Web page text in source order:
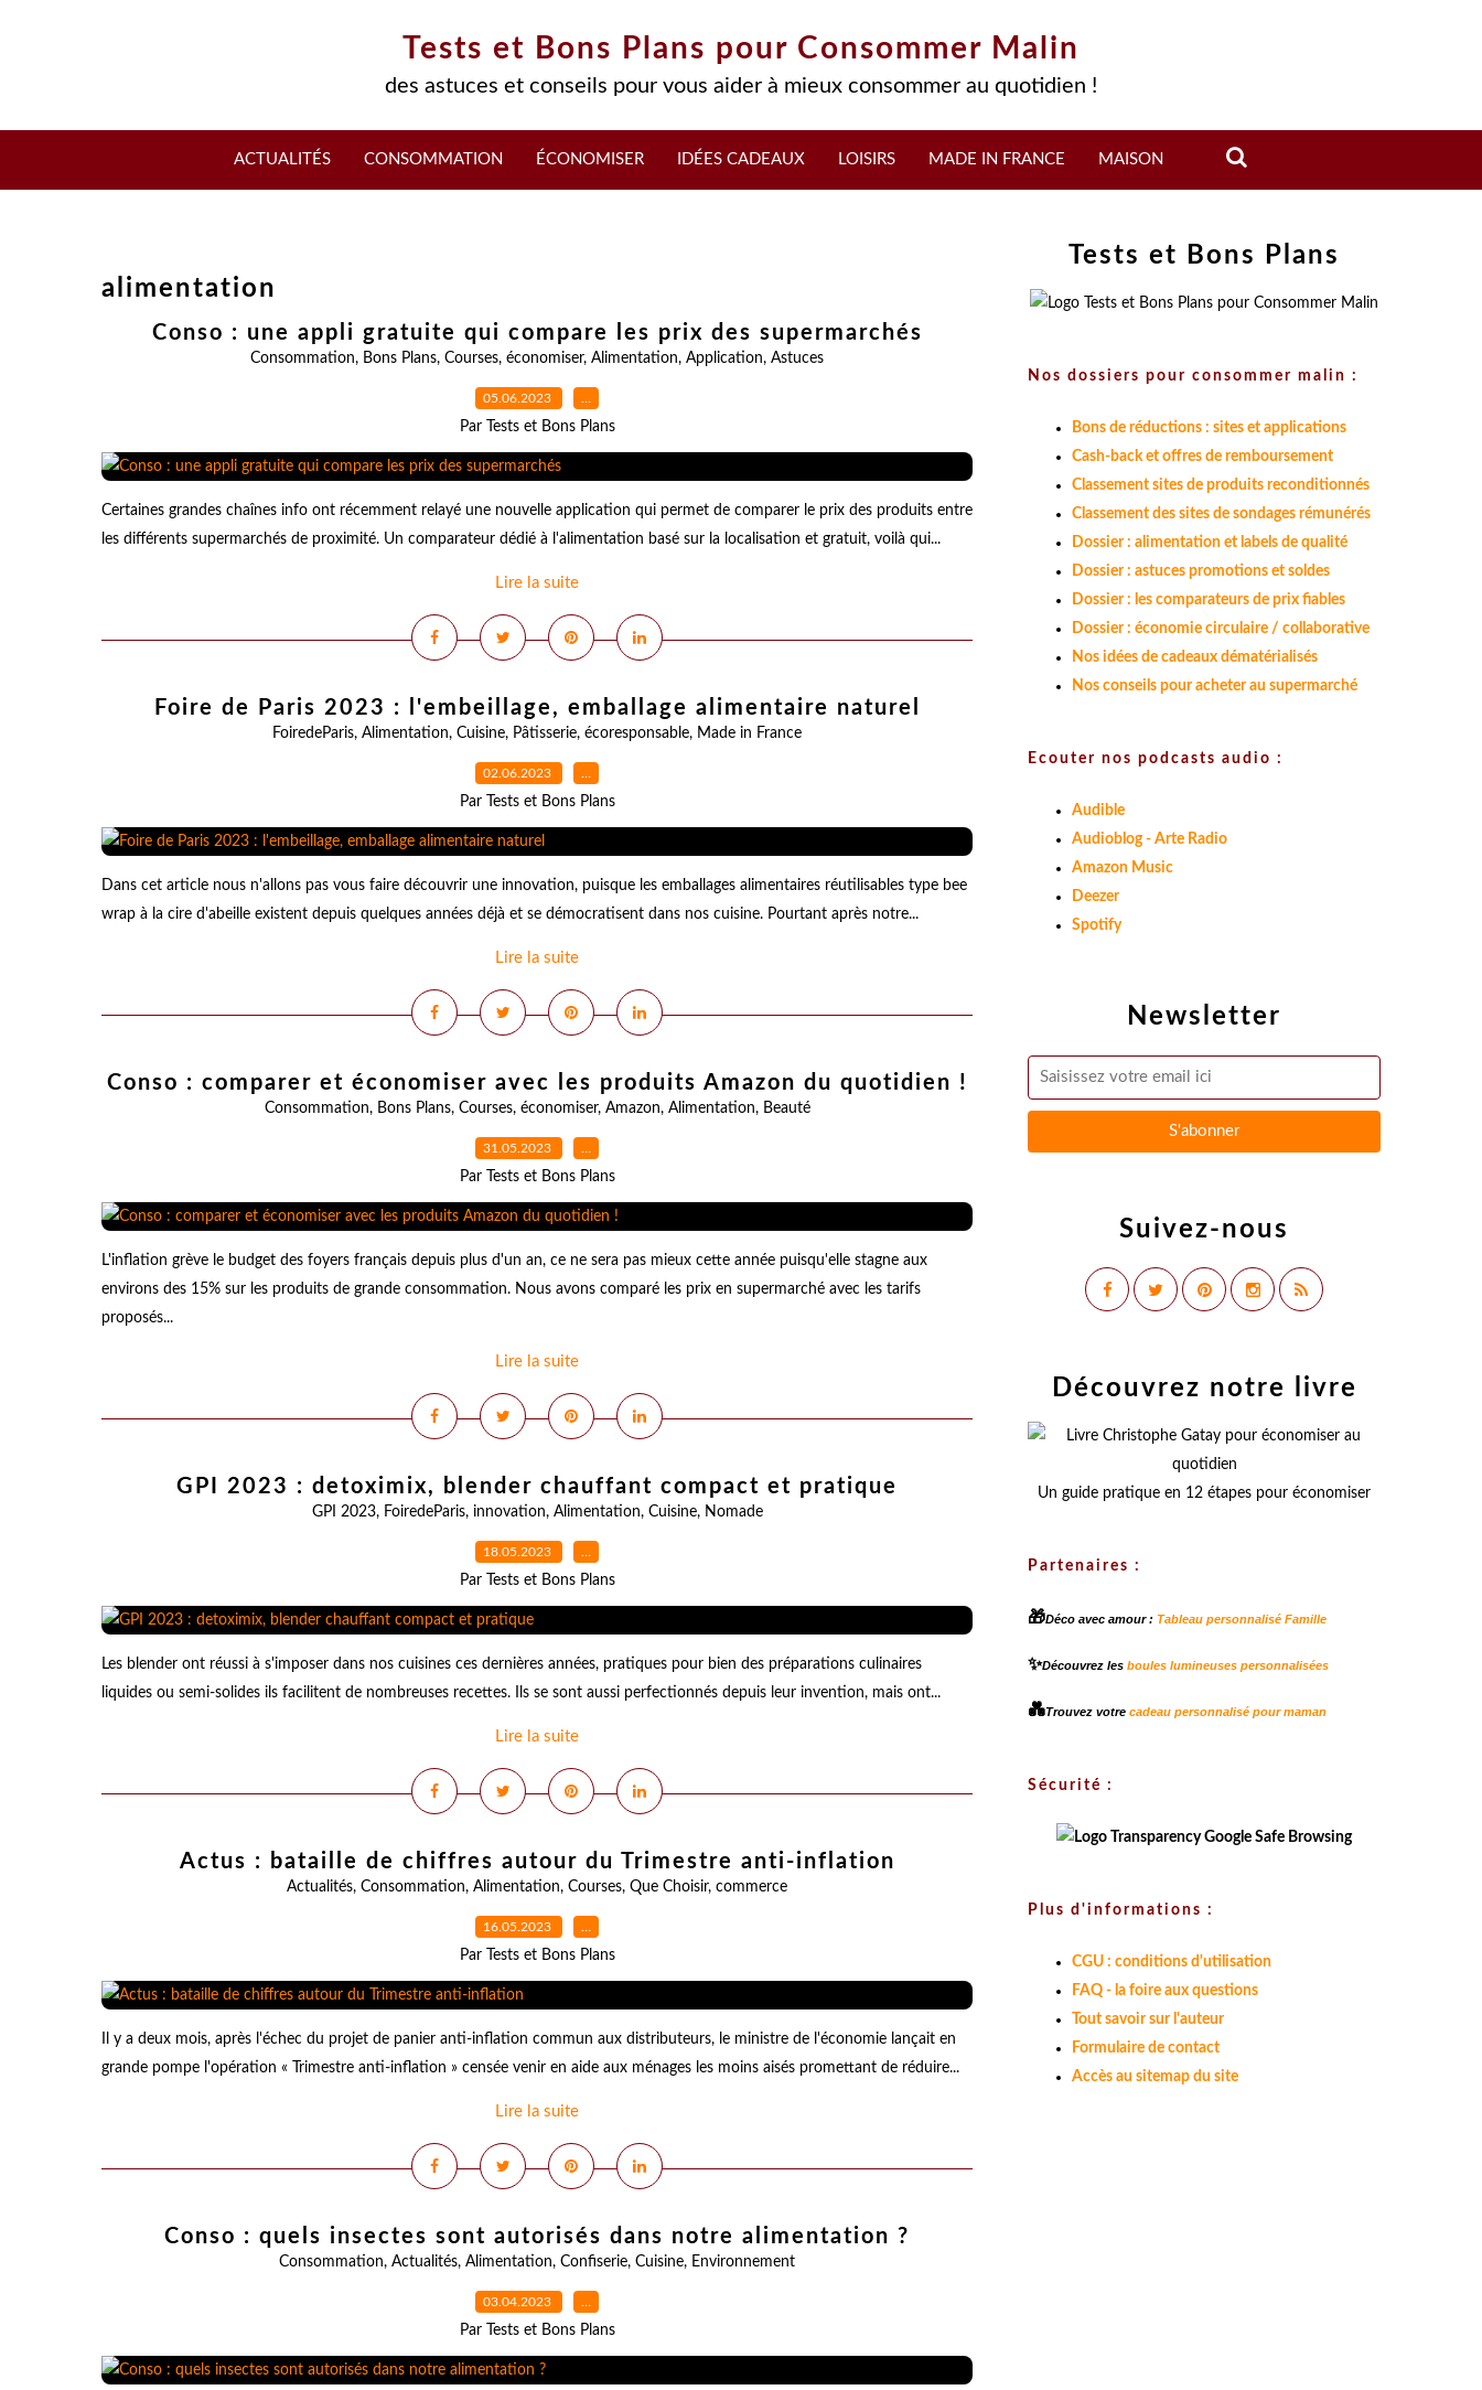
Tests et Bons Plans pour Consommer Malin
des astuces et conseils pour vous aider à mieux consommer au quotidien !
ACTUALITÉS CONSOMMATION ÉCONOMISER IDÉES CADEAUX LOISIRS MADE IN FRANCE MAISON
alimentation
Conso : une appli gratuite qui compare les prix des supermarchés
Consommation, Bons Plans, Courses, économiser, Alimentation, Application, Astuces
05.06.2023 …
Par Tests et Bons Plans
Certaines grandes chaînes info ont récemment relayé une nouvelle application qui permet de comparer le prix des produits entre
les différents supermarchés de proximité. Un comparateur dédié à l'alimentation basé sur la localisation et gratuit, voilà qui...
Lire la suite
Foire de Paris 2023 : l'embeillage, emballage alimentaire naturel
FoiredeParis, Alimentation, Cuisine, Pâtisserie, écoresponsable, Made in France
02.06.2023 …
Par Tests et Bons Plans
Dans cet article nous n'allons pas vous faire découvrir une innovation, puisque les emballages alimentaires réutilisables type bee
wrap à la cire d'abeille existent depuis quelques années déjà et se démocratisent dans nos cuisine. Pourtant après notre...
Lire la suite
Conso : comparer et économiser avec les produits Amazon du quotidien !
Consommation, Bons Plans, Courses, économiser, Amazon, Alimentation, Beauté
31.05.2023 …
Par Tests et Bons Plans
L'inflation grève le budget des foyers français depuis plus d'un an, ce ne sera pas mieux cette année puisqu'elle stagne aux
environs des 15% sur les produits de grande consommation. Nous avons comparé les prix en supermarché avec les tarifs
proposés...
Lire la suite
GPI 2023 : detoximix, blender chauffant compact et pratique
GPI 2023, FoiredeParis, innovation, Alimentation, Cuisine, Nomade
18.05.2023 …
Par Tests et Bons Plans
Les blender ont réussi à s'imposer dans nos cuisines ces dernières années, pratiques pour bien des préparations culinaires
liquides ou semi-solides ils facilitent de nombreuses recettes. Ils se sont aussi perfectionnés depuis leur invention, mais ont...
Lire la suite
Actus : bataille de chiffres autour du Trimestre anti-inflation
Actualités, Consommation, Alimentation, Courses, Que Choisir, commerce
16.05.2023 …
Par Tests et Bons Plans
Il y a deux mois, après l'échec du projet de panier anti-inflation commun aux distributeurs, le ministre de l'économie lançait en
grande pompe l'opération « Trimestre anti-inflation » censée venir en aide aux ménages les moins aisés promettant de réduire...
Lire la suite
Conso : quels insectes sont autorisés dans notre alimentation ?
Consommation, Actualités, Alimentation, Confiserie, Cuisine, Environnement
03.04.2023 …
Par Tests et Bons Plans
Newsletter
Suivez-nous
Tests et Bons Plans
Nos dossiers pour consommer malin :
Bons de réductions : sites et applications
Cash-back et offres de remboursement
Classement sites de produits reconditionnés
Classement des sites de sondages rémunérés
Dossier : alimentation et labels de qualité
Dossier : astuces promotions et soldes
Dossier : les comparateurs de prix fiables
Dossier : économie circulaire / collaborative
Nos idées de cadeaux dématérialisés
Nos conseils pour acheter au supermarché
Ecouter nos podcasts audio :
Audible
Audioblog - Arte Radio
Amazon Music
Deezer
Spotify
Découvrez notre livre
Un guide pratique en 12 étapes pour économiser
Partenaires :
🎁Déco avec amour : Tableau personnalisé Famille
✨Découvrez les boules lumineuses personnalisées
💑Trouvez votre cadeau personnalisé pour maman
Sécurité :
Plus d'informations :
CGU : conditions d'utilisation
FAQ - la foire aux questions
Tout savoir sur l'auteur
Formulaire de contact
Accès au sitemap du site